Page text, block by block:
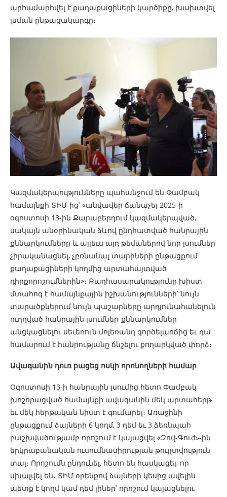
արհամարհվել է քաղաքացիների կարծիքը, խախտվել
լսման ընթացակարգը։
Կազմակերպությունները պահանջում են Փամբակ
համայնքի ՏԻՄ-ից՝ «անվավեր ճանաչել 2025-ի
օգոստոսի 13-ին Քարաբերդում կազմակերպված,
սակայն անօրինական ձևով ընդհատված հանրային
քննարկումները և այլեւս այդ թեմաներով նոր լսումներ
չիրականացնել, չբռնանալ տարիների ընթացքում
քաղաքացիների կողմից արտահայտված
դիրքորոշումներին»։ Քաղհասարակությունը խիստ
մտահոգ է համայնքային իշխանությունների՝ նույն
տարածքներում նույն պաշարները արդյունահանելուն
ուղղված հանրային լսումներ-քննարկումներ
անցկացնելու սեւեռուն մոլեռանդ գործելաոճից եւ դա
համարում է հանրությանը ճնշելու քողարկված փորձ։
Ավագանին դուռ բացեց ոսկի որոնողների համար
Օգոստոսի 13-ի հանրային լսումից հետո Փամբակ
խոշորացված համայնքի ավագանին մեկ արտահերթ
եւ մեկ հերթական նիստ է գումարել։ Առաջինի
ընթացքում ձայների 6 կողմ, 3 դեմ եւ 3 ձեռնպահ
բաշխվածությամբ որոշում է կայացվել «Զով-Գուժ»-ին
երկրաբանական ուսումնասիրության թույլտվություն
տալ։ Որոշումն ընդունել, հետո են հասկացել, որ
սխալվել են․ ՏԻՄ օրենքով ձայների կեսից ավելին
պետք է կողմ կամ դեմ լիներ՝ որոշում կայացնելու